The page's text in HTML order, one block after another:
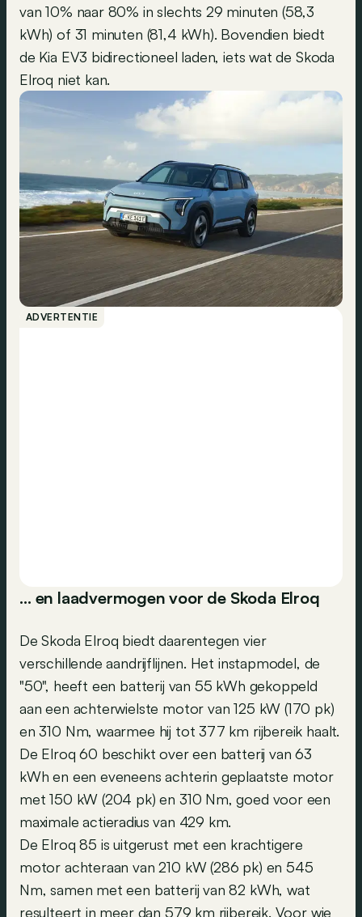
van 10% naar 80% in slechts 29 minuten (58,3
kWh) of 31 minuten (81,4 kWh). Bovendien biedt
de Kia EV3 bidirectioneel laden, iets wat de Skoda
Elroq niet kan.
ADVERTENTIE
… en laadvermogen voor de Skoda Elroq
De Skoda Elroq biedt daarentegen vier
verschillende aandrijflijnen. Het instapmodel, de
"50", heeft een batterij van 55 kWh gekoppeld
aan een achterwielste motor van 125 kW (170 pk)
en 310 Nm, waarmee hij tot 377 km rijbereik haalt.
De Elroq 60 beschikt over een batterij van 63
kWh en een eveneens achterin geplaatste motor
met 150 kW (204 pk) en 310 Nm, goed voor een
maximale actieradius van 429 km.
De Elroq 85 is uitgerust met een krachtigere
motor achteraan van 210 kW (286 pk) en 545
Nm, samen met een batterij van 82 kWh, wat
resulteert in meer dan 579 km rijbereik. Voor wie